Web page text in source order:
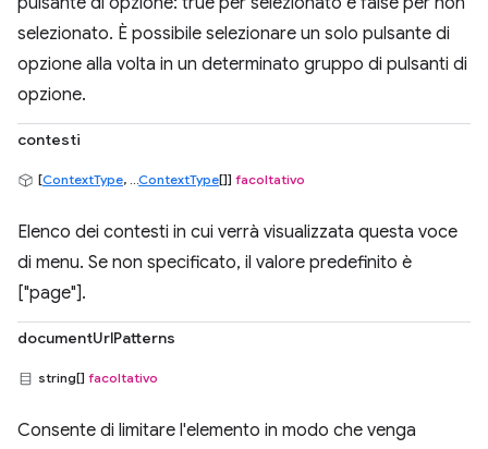
selezionato. È possibile selezionare un solo pulsante di
opzione alla volta in un determinato gruppo di pulsanti di
opzione.
contesti
[ContextType, ...ContextType[]] facoltativo
Elenco dei contesti in cui verrà visualizzata questa voce
di menu. Se non specificato, il valore predefinito è
["page"].
documentUrlPatterns
string[] facoltativo
Consente di limitare l'elemento in modo che venga